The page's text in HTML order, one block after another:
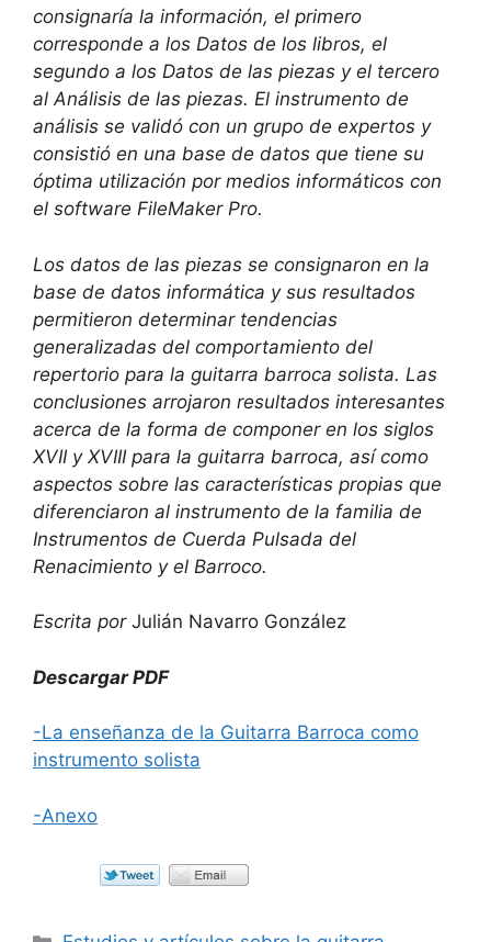
consignaría la información, el primero
corresponde a los Datos de los libros, el
segundo a los Datos de las piezas y el tercero
al Análisis de las piezas. El instrumento de
análisis se validó con un grupo de expertos y
consistió en una base de datos que tiene su
óptima utilización por medios informáticos con
el software FileMaker Pro.
Los datos de las piezas se consignaron en la
base de datos informática y sus resultados
permitieron determinar tendencias
generalizadas del comportamiento del
repertorio para la guitarra barroca solista. Las
conclusiones arrojaron resultados interesantes
acerca de la forma de componer en los siglos
XVII y XVIII para la guitarra barroca, así como
aspectos sobre las características propias que
diferenciaron al instrumento de la familia de
Instrumentos de Cuerda Pulsada del
Renacimiento y el Barroco.
Escrita por Julián Navarro González
Descargar PDF
-La enseñanza de la Guitarra Barroca como
instrumento solista
-Anexo